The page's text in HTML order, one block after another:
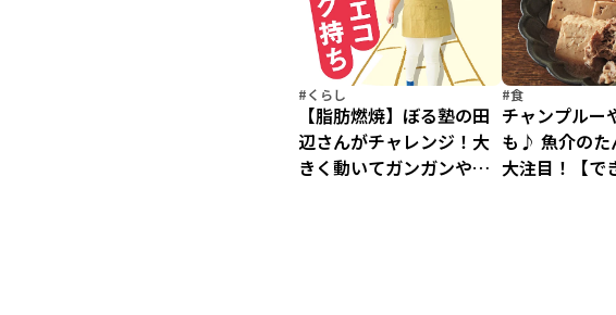
#くらし
【脂肪燃焼】ぼる塾の田
辺さんがチャレンジ！大
きく動いてガンガンやせ
#食
チャンプルー
も♪ 魚介のた
大注目！【で